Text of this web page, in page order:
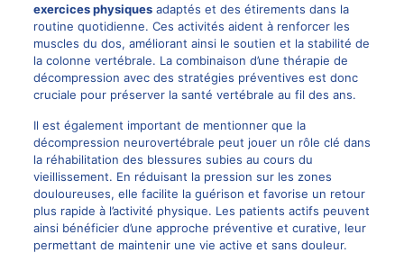
exercices physiquesadaptés et des étirements dans la
routine quotidienne. Ces activités aident à renforcer les
muscles du dos, améliorant ainsi le soutien et la stabilité de
la colonne vertébrale. La combinaison d’une thérapie de
décompression avec des stratégies préventives est donc
cruciale pour préserver la santé vertébrale au fil des ans.
Il est également important de mentionner que la
décompression neurovertébrale peut jouer un rôle clé dans
la réhabilitation des blessures subies au cours du
vieillissement. En réduisant la pression sur les zones
douloureuses, elle facilite la guérison et favorise un retour
plus rapide à l’activité physique. Les patients actifs peuvent
ainsi bénéficier d’une approche préventive et curative, leur
permettant de maintenir une vie active et sans douleur.